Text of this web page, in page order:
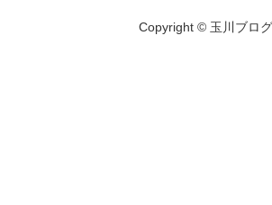
Copyright © 玉川ブロ